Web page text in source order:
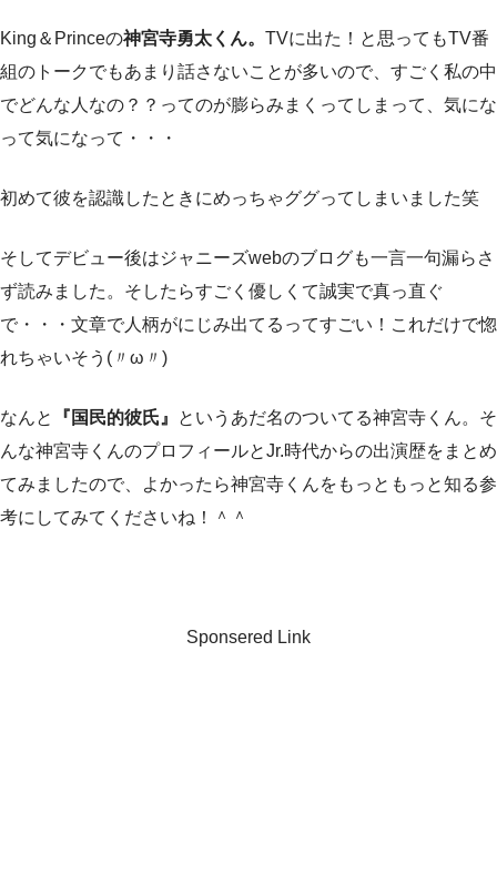
King＆Princeの神宮寺勇太くん。 TVに出た！と思ってもTV番
組のトークでもあまり話さないことが多いので、すごく私の中
でどんな人なの？？ってのが膨らみまくってしまって、気にな
って気になって・・・
初めて彼を認識したときにめっちゃググってしまいました笑
そしてデビュー後はジャニーズwebのブログも一言一句漏らさ
ず読みました。そしたらすごく優しくて誠実で真っ直ぐ
で・・・文章で人柄がにじみ出てるってすごい！これだけで惚
れちゃいそう(〃ω〃)
なんと 『国民的彼氏』
というあだ名のついてる神宮寺くん。そ
んな神宮寺くんのプロフィールとJr.時代からの出演歴をまとめ
てみましたので、よかったら神宮寺くんをもっともっと知る参
考にしてみてくださいね！＾＾
Sponsered Link